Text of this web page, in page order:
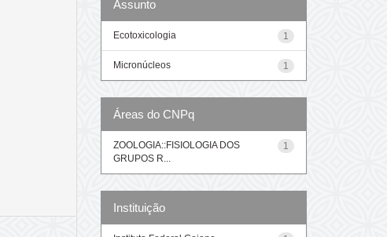
Assunto
1
Ecotoxicologia
1
Micronúcleos
Áreas do CNPq
1
ZOOLOGIA::FISIOLOGIA DOS
GRUPOS R...
Instituição